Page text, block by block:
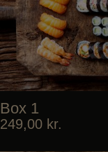
Box 1
249,00 kr.